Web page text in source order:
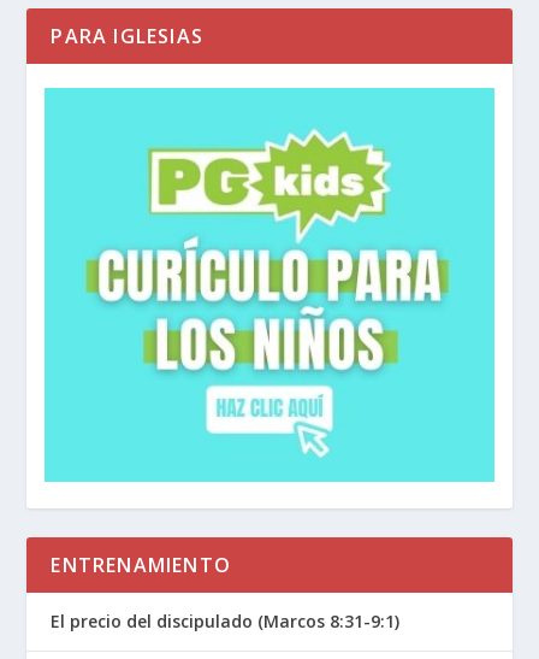
PARA IGLESIAS
ENTRENAMIENTO
El precio del discipulado (Marcos 8:31-9:1)